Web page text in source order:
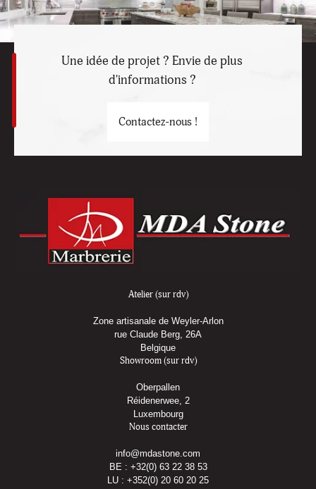
Une idée de projet ? Envie de plus
d'informations ?
Contactez-nous !
Atelier (sur rdv)
Zone artisanale de Weyler-Arlon
rue Claude Berg, 26A
Belgique
Showroom (sur rdv)
Oberpallen
Réidenerwee, 2
Luxembourg
Nous contacter
info@mdastone.com
BE : +32(0) 63 22 38 53
LU : +352(0) 20 60 20 25